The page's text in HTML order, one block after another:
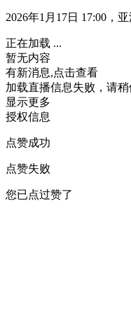
2026年1月17日 17:00，
正在加载 ...
暂无内容
有新消息,点击查看
加载直播信息失败，请
显示更多
授权信息
点赞成功
点赞失败
您已点过赞了